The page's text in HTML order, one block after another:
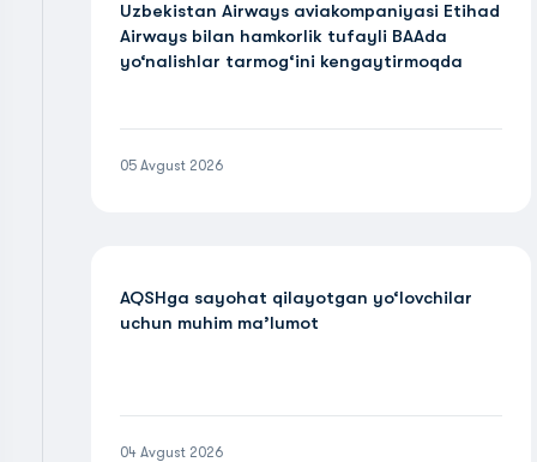
Uzbekistan Airways aviakompaniyasi Etihad
Airways bilan hamkorlik tufayli BAAda
yo‘nalishlar tarmog‘ini kengaytirmoqda
05 Avgust 2026
AQSHga sayohat qilayotgan yo‘lovchilar
uchun muhim ma’lumot
04 Avgust 2026